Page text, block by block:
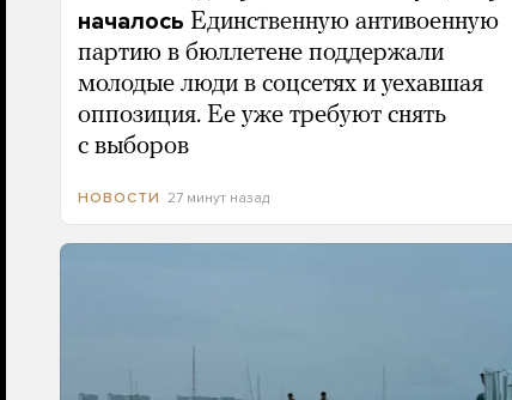
началось Единственную антивоенную
партию в бюллетене поддержали
молодые люди в соцсетях и уехавшая
оппозиция. Ее уже требуют снять
с выборов
НОВОСТИ 27 минут назад